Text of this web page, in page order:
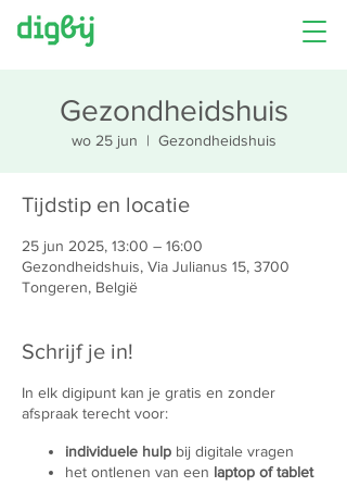
Gezondheidshuis
wo 25 jun
  |
Gezondheidshuis
Tijdstip en locatie
25 jun 2025, 13:00 – 16:00
Gezondheidshuis, Via Julianus 15, 3700
Tongeren, België
Schrijf je in!
In elk digipunt kan je gratis en zonder
afspraak terecht voor:
individuele hulp bij digitale vragen
het ontlenen van een laptop of tablet